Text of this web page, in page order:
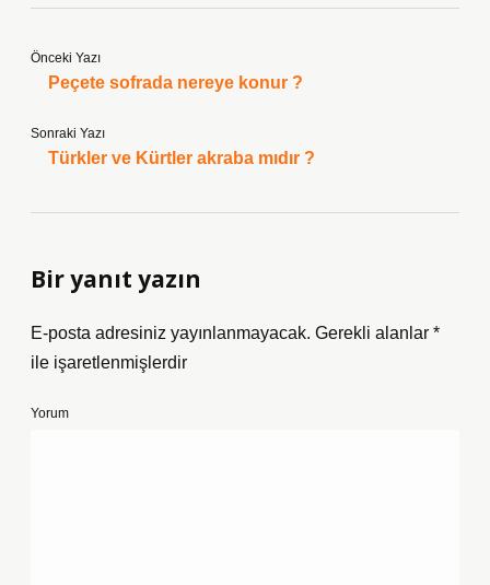
Önceki Yazı
Peçete sofrada nereye konur ?
Sonraki Yazı
Türkler ve Kürtler akraba mıdır ?
Bir yanıt yazın
E-posta adresiniz yayınlanmayacak. Gerekli alanlar *
ile işaretlenmişlerdir
Yorum